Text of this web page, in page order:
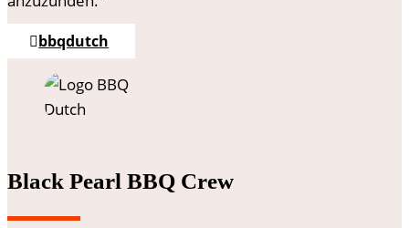
bbqdutch
Black Pearl BBQ Crew